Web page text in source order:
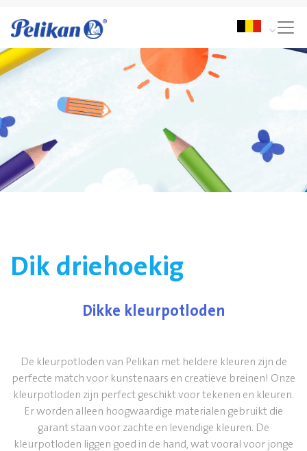
Dik driehoekig
Dikke kleurpotloden
De kleurpotloden van Pelikan met heldere kleuren zijn de
perfecte match voor kunstenaars en creatieve breinen! Onze
kleurpotloden zijn perfect geschikt voor tekenen en kleuren.
Er worden alleen hoogwaardige materialen gebruikt die
garant staan voor zachte en levendige kleuren. De
kleurpotloden liggen goed in de hand, wat vooral voor jonge